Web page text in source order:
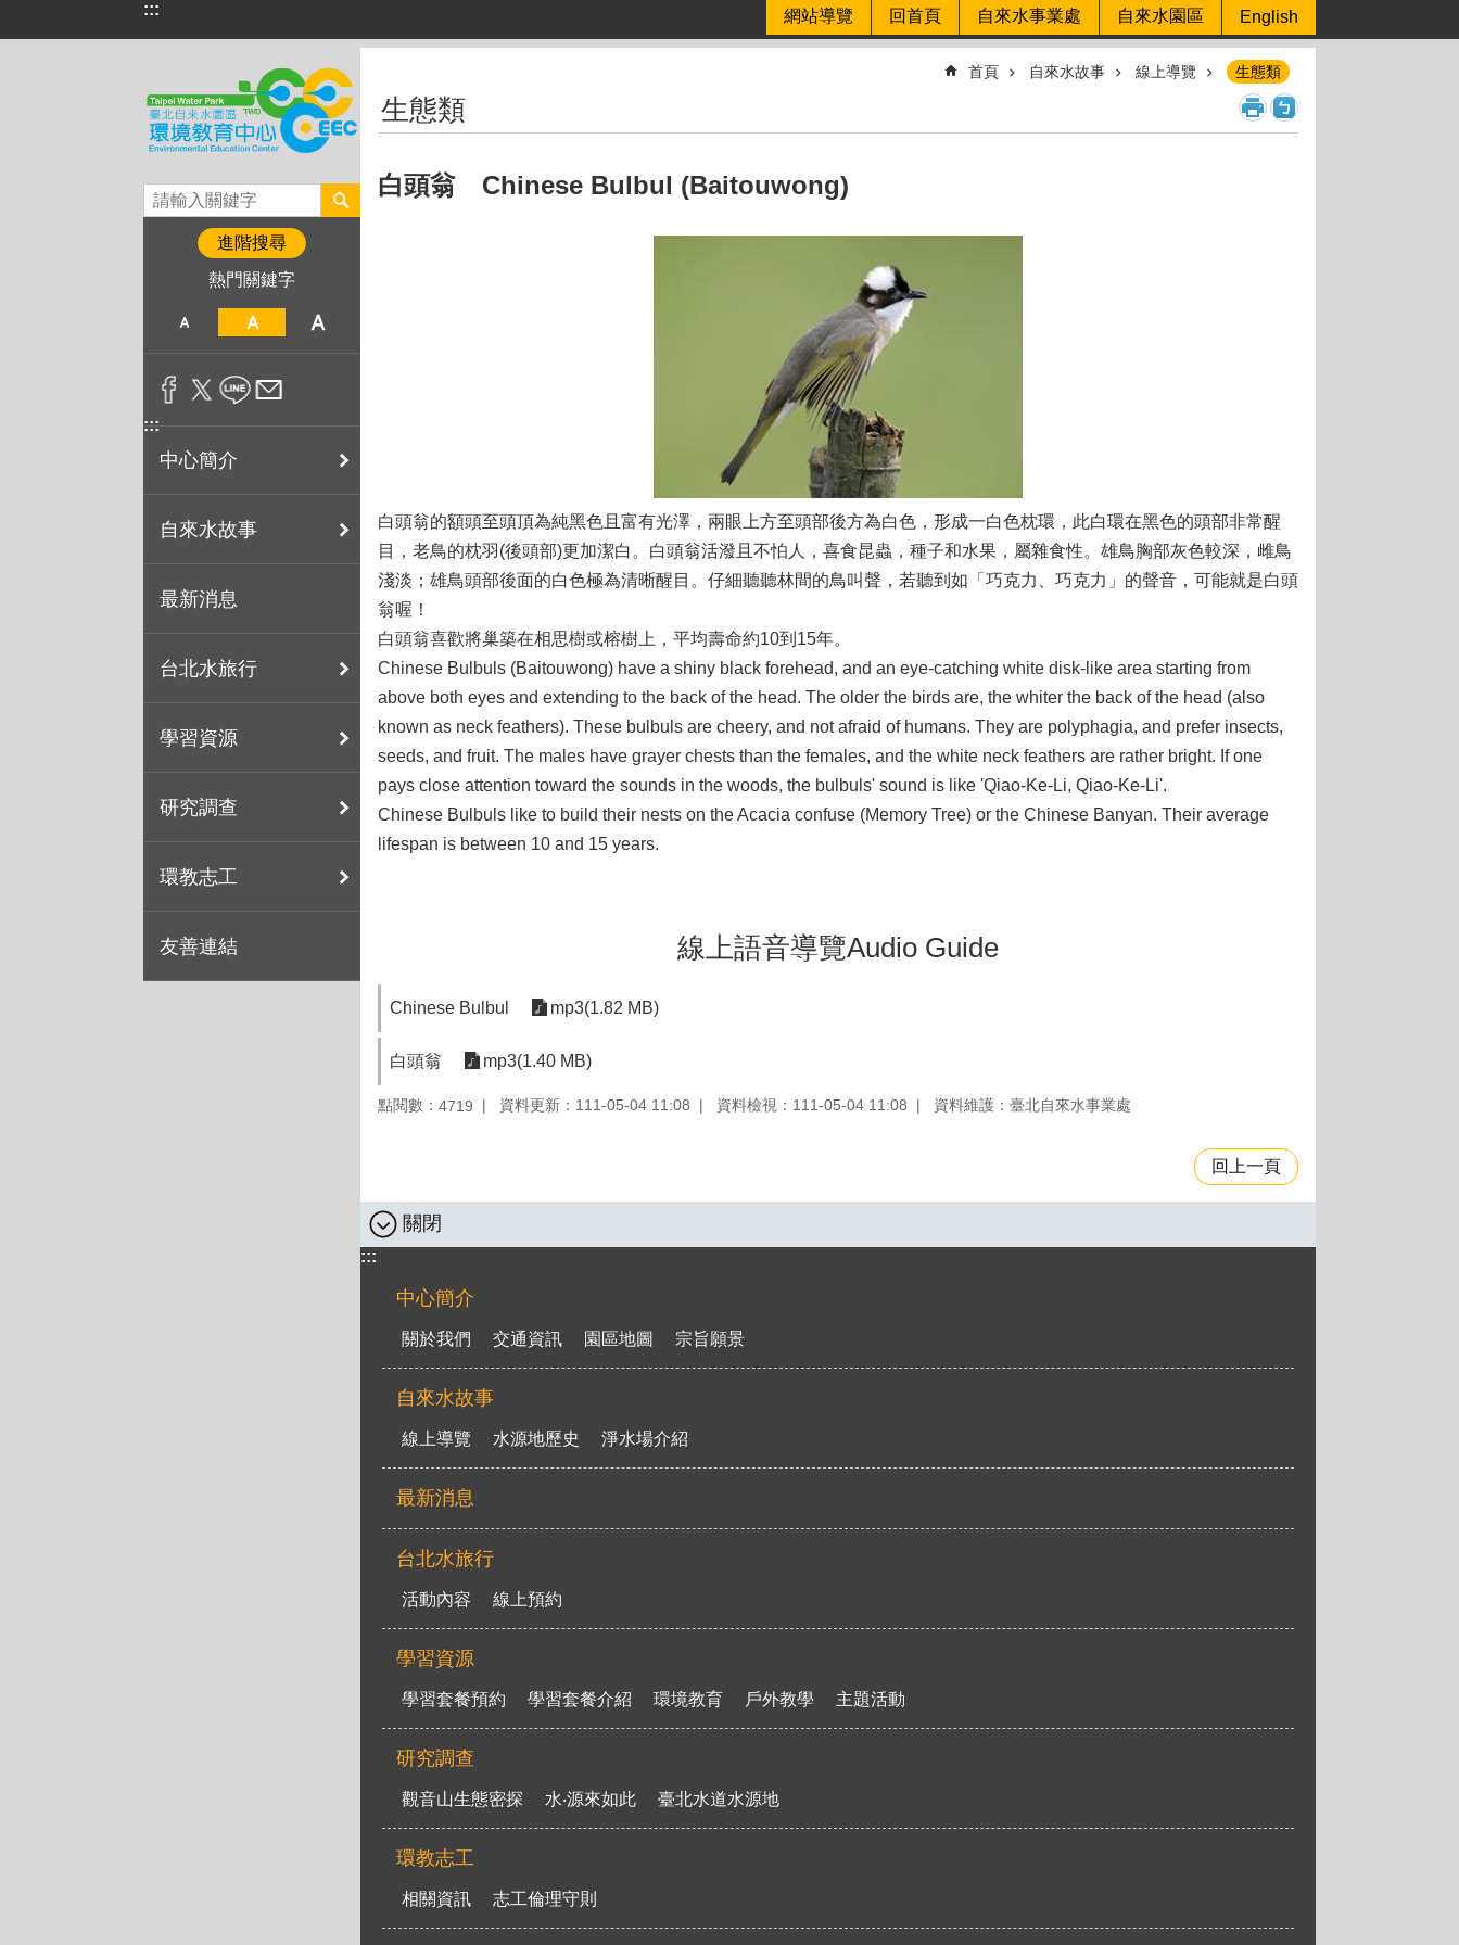
跳到主要內容區塊
::: 網站導覽 回首頁 自來水事業處 自來水園區 English
進階搜尋
熱門關鍵字
:::
中心簡介
自來水故事
最新消息
台北水旅行
學習資源
研究調查
環教志工
友善連結
首頁 自來水故事 線上導覽 生態類
生態類
白頭翁 Chinese Bulbul (Baitouwong)
白頭翁的額頭至頭頂為純黑色且富有光澤，兩眼上方至頭部後方為白色，形成一白色枕環，此白環在黑色的頭部非常醒
目，老鳥的枕羽(後頭部)更加潔白。白頭翁活潑且不怕人，喜食昆蟲，種子和水果，屬雜食性。雄鳥胸部灰色較深，雌鳥
淺淡；雄鳥頭部後面的白色極為清晰醒目。仔細聽聽林間的鳥叫聲，若聽到如「巧克力、巧克力」的聲音，可能就是白頭
翁喔！
白頭翁喜歡將巢築在相思樹或榕樹上，平均壽命約10到15年。
Chinese Bulbuls (Baitouwong) have a shiny black forehead, and an eye-catching white disk-like area starting from
above both eyes and extending to the back of the head. The older the birds are, the whiter the back of the head (also
known as neck feathers). These bulbuls are cheery, and not afraid of humans. They are polyphagia, and prefer insects,
seeds, and fruit. The males have grayer chests than the females, and the white neck feathers are rather bright. If one
pays close attention toward the sounds in the woods, the bulbuls' sound is like 'Qiao-Ke-Li, Qiao-Ke-Li'.
Chinese Bulbuls like to build their nests on the Acacia confuse (Memory Tree) or the Chinese Banyan. Their average
lifespan is between 10 and 15 years.
線上語音導覽Audio Guide
Chinese Bulbul mp3(1.82 MB)
白頭翁 mp3(1.40 MB)
點閱數： 4719 資料更新：111-05-04 11:08 資料檢視：111-05-04 11:08 資料維護：臺北自來水事業處
回上一頁
關閉
:::
中心簡介
關於我們 交通資訊 園區地圖 宗旨願景
自來水故事
線上導覽 水源地歷史 淨水場介紹
最新消息
台北水旅行
活動內容 線上預約
學習資源
學習套餐預約 學習套餐介紹 環境教育 戶外教學 主題活動
研究調查
觀音山生態密探 水‧源來如此 臺北水道水源地
環教志工
相關資訊 志工倫理守則